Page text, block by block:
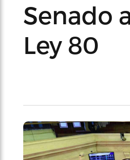
Senado
Ley 80